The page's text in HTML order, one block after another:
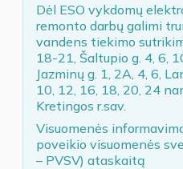
Dėl ESO vykdomų
remonto darbų galimi
vandens tiekimo
18-21, Šaltupio g. 4, 6,
Jazminų g. 1, 2A, 4, 6,
10, 12, 16, 18, 20, 24
Kretingos r.sav.
Visuomenės
poveikio visuomenės
– PVSV) ataskaitą